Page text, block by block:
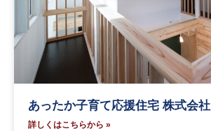
あったか子育て応援住宅 株式会社
詳しくはこちらから »